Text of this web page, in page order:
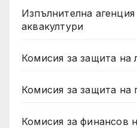
Изпълнителна
аквакултури
Комисия за защита на
Комисия за защита на
Комисия за финансов